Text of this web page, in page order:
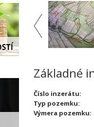
Základné
Číslo inzerátu:
Typ pozemku:
Výmera pozemku: